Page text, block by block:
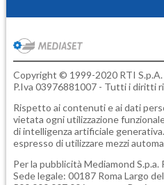
Copyright © 1999-2020 RTI
P.Iva 03976881007 - Tutti i diritti
Rispetto ai contenuti e ai dati
vietata ogni utilizzazione
di intelligenza artificiale
espresso di utilizzare mezzi
Per la pubblicità Mediamond S.p.a.
Sede legale: 00187 Roma Largo